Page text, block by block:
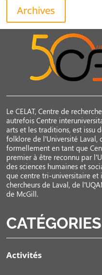
Archives
Le CELAT, Centre de
autrefois Centre
arts et les traditions, est issu
folklore de l’Université Laval,
formellement en tant que
premier à être reconnu par
des sciences humaines et
que centre tri-universitaire
chercheurs de Laval, de
de McGill.
CATÉGORIES
Activités